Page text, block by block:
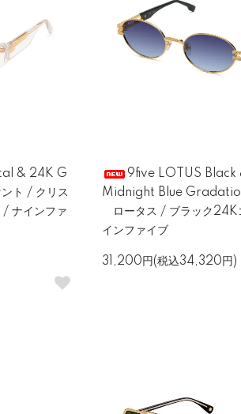
& 24K G
ト / クリス
/ ナインファ
9five LOTUS
Midnight Blue
ロータス / ブラック24K
インファイブ
31,200円(税込34,320円)